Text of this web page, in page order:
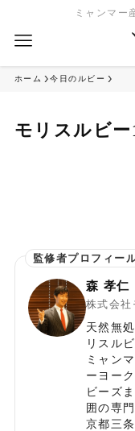
ミャンマー
ホーム 今日のルビー
モリスルビー
森 孝仁
株式会
天然無
リスル
ミャン
ーヨー
ビーズ
囲の専
京都三